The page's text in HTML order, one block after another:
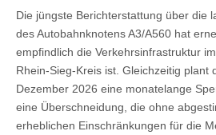
Die jüngste Berichterstattung über die
des Autobahnknotens A3/A560 hat
empfindlich die Verkehrsinfrastruktur
Rhein‑Sieg‑Kreis ist. Gleichzeitig plant
Dezember 2026 eine monatelange
eine Überschneidung, die ohne
erheblichen Einschränkungen für die